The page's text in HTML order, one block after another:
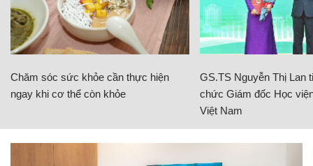
Chăm sóc sức khỏe cần thực hiện
ngay khi cơ thể còn khỏe
GS.TS Nguyễn Thị Lan
chức Giám đốc Học
Việt Nam